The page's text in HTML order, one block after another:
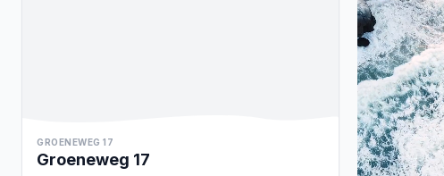
GROENEWEG 17
Groeneweg 17